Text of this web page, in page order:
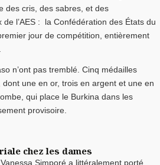
des cris, des sabres, et des
l’AES : la Confédération des États du
jour de compétition, entièrement
n’ont pas tremblé. Cinq médailles
une en or, trois en argent et une en
qui place le Burkina dans les
provisoire.
chez les dames
Simporé a littéralement porté